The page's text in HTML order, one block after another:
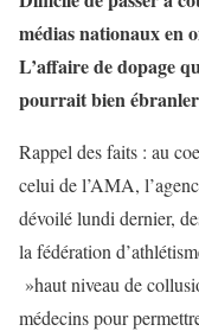
médias nationaux en
L’affaire de dopage
pourrait bien
Rappel des faits : au
celui de l’AMA,
dévoilé lundi dernier,
la fédération
»haut niveau de
médecins pour